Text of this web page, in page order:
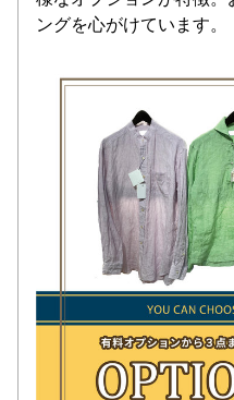
ングを心がけています。